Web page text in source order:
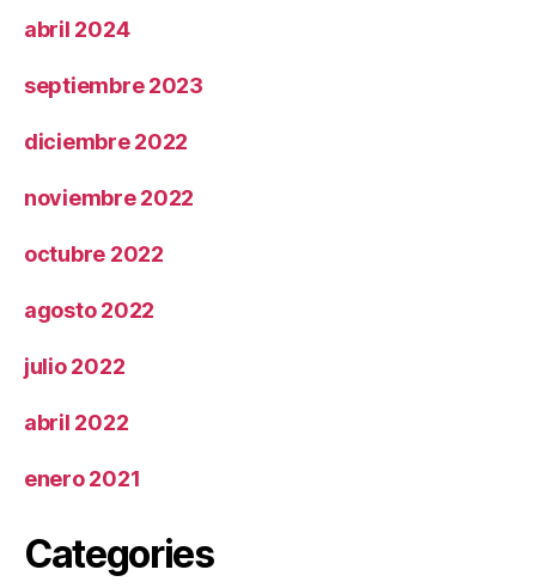
abril 2024
septiembre 2023
diciembre 2022
noviembre 2022
octubre 2022
agosto 2022
julio 2022
abril 2022
enero 2021
Categories